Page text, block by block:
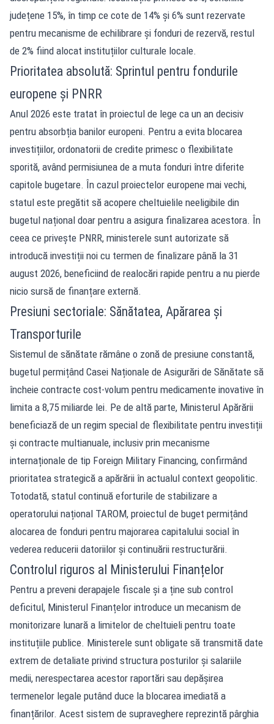
județene 15%, în timp ce cote de 14% și 6% sunt rezervate
pentru mecanisme de echilibrare și fonduri de rezervă, restul
de 2% fiind alocat instituțiilor culturale locale.
Prioritatea absolută: Sprintul pentru fondurile
europene și PNRR
Anul 2026 este tratat în proiectul de lege ca un an decisiv
pentru absorbția banilor europeni. Pentru a evita blocarea
investițiilor, ordonatorii de credite primesc o flexibilitate
sporită, având permisiunea de a muta fonduri între diferite
capitole bugetare. În cazul proiectelor europene mai vechi,
statul este pregătit să acopere cheltuielile neeligibile din
bugetul național doar pentru a asigura finalizarea acestora. În
ceea ce privește PNRR, ministerele sunt autorizate să
introducă investiții noi cu termen de finalizare până la 31
august 2026, beneficiind de realocări rapide pentru a nu pierde
nicio sursă de finanțare externă.
Presiuni sectoriale: Sănătatea, Apărarea și
Transporturile
Sistemul de sănătate rămâne o zonă de presiune constantă,
bugetul permițând Casei Naționale de Asigurări de Sănătate să
încheie contracte cost-volum pentru medicamente inovative în
limita a 8,75 miliarde lei. Pe de altă parte, Ministerul Apărării
beneficiază de un regim special de flexibilitate pentru investiții
și contracte multianuale, inclusiv prin mecanisme
internaționale de tip Foreign Military Financing, confirmând
prioritatea strategică a apărării în actualul context geopolitic.
Totodată, statul continuă eforturile de stabilizare a
operatorului național TAROM, proiectul de buget permițând
alocarea de fonduri pentru majorarea capitalului social în
vederea reducerii datoriilor și continuării restructurării.
Controlul riguros al Ministerului Finanțelor
Pentru a preveni derapajele fiscale și a ține sub control
deficitul, Ministerul Finanțelor introduce un mecanism de
monitorizare lunară a limitelor de cheltuieli pentru toate
instituțiile publice. Ministerele sunt obligate să transmită date
extrem de detaliate privind structura posturilor și salariile
medii, nerespectarea acestor raportări sau depășirea
termenelor legale putând duce la blocarea imediată a
finanțărilor. Acest sistem de supraveghere reprezintă pârghia